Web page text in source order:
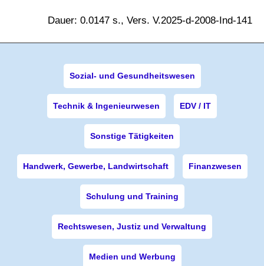
Dauer: 0.0147 s., Vers. V.2025-d-2008-Ind-141
Sozial- und Gesundheitswesen
Technik & Ingenieurwesen EDV / IT
Sonstige Tätigkeiten
Handwerk, Gewerbe, Landwirtschaft Finanzwesen
Schulung und Training
Rechtswesen, Justiz und Verwaltung
Medien und Werbung